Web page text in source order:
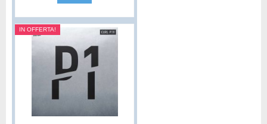
IN OFFERTA!